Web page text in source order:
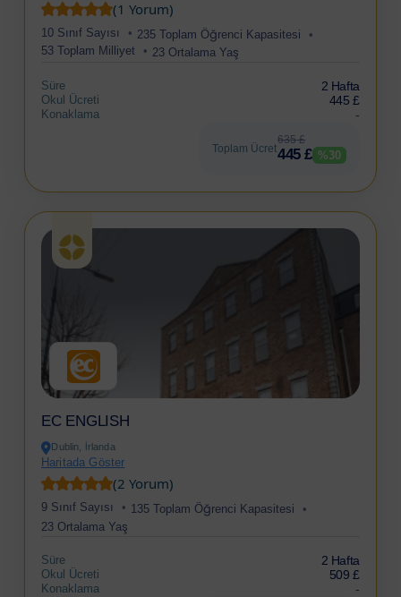
(1 Yorum)
10 Sınıf Sayısı
235 Toplam Öğrenci Kapasitesi
53 Toplam Milliyet
23 Ortalama Yaş
Süre 2 Hafta
Okul Ücreti 445 £
Konaklama -
Toplam Ücret
635 £
445 £ %30
EC ENGLISH
Dublin, İrlanda
Haritada Göster
(2 Yorum)
9 Sınıf Sayısı
135 Toplam Öğrenci Kapasitesi
23 Ortalama Yaş
Süre 2 Hafta
Okul Ücreti 509 £
Konaklama -